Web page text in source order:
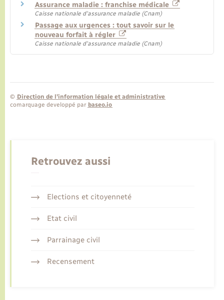
Assurance maladie : franchise médicale
Caisse nationale d'assurance maladie (Cnam)
Passage aux urgences : tout savoir sur le
nouveau forfait à régler
Caisse nationale d'assurance maladie (Cnam)
© Direction de l’information légale et administrative
comarquage developpé par baseo.io
Retrouvez aussi
Elections et citoyenneté
Etat civil
Parrainage civil
Recensement